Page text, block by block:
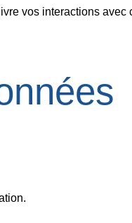
vos interactions avec